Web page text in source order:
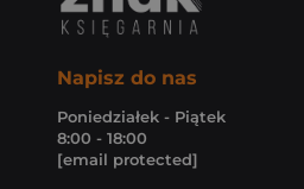
Napisz do nas
Poniedziałek - Piątek
8:00 - 18:00
[email protected]